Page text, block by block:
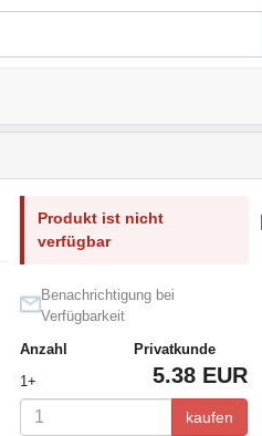
Produkt ist nicht
verfügbar
Benachrichtigung bei
Verfügbarkeit
Anzahl
Privatkunde
1+
5.38 EUR
kaufen